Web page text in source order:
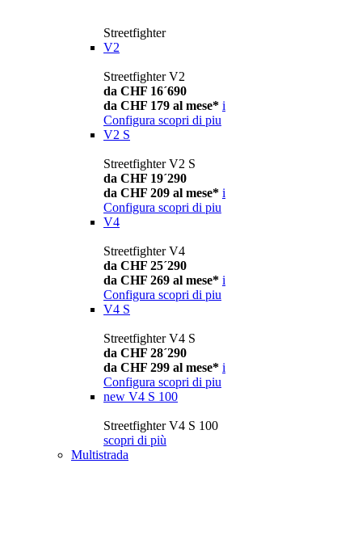
Streetfighter
V2
Streetfighter V2
da CHF 16´690
da CHF 179 al mese* i
Configura scopri di piu
V2 S
Streetfighter V2 S
da CHF 19´290
da CHF 209 al mese* i
Configura scopri di piu
V4
Streetfighter V4
da CHF 25´290
da CHF 269 al mese* i
Configura scopri di piu
V4 S
Streetfighter V4 S
da CHF 28´290
da CHF 299 al mese* i
Configura scopri di piu
new V4 S 100
Streetfighter V4 S 100
scopri di più
Multistrada